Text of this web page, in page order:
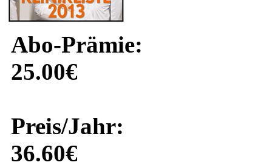
Abo-Prämie:
25.00€
Preis/Jahr:
36.60€